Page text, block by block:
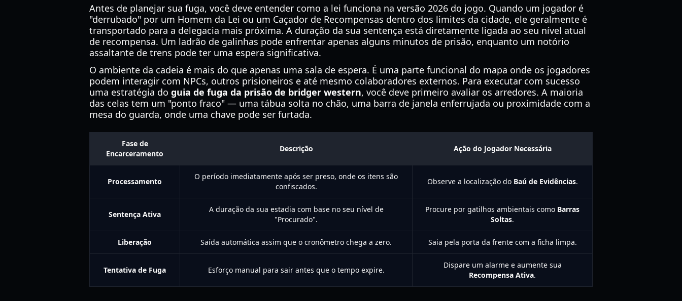
Antes de planejar sua fuga, você deve entender como a lei funciona na versão 2026 do jogo. Quando um jogador é
"derrubado" por um Homem da Lei ou um Caçador de Recompensas dentro dos limites da cidade, ele geralmente é
transportado para a delegacia mais próxima. A duração da sua sentença está diretamente ligada ao seu nível atual
de recompensa. Um ladrão de galinhas pode enfrentar apenas alguns minutos de prisão, enquanto um notório
assaltante de trens pode ter uma espera significativa.
O ambiente da cadeia é mais do que apenas uma sala de espera. É uma parte funcional do mapa onde os jogadores
podem interagir com NPCs, outros prisioneiros e até mesmo colaboradores externos. Para executar com sucesso
uma estratégia do guia de fuga da prisão de bridger western, você deve primeiro avaliar os arredores. A maioria
das celas tem um "ponto fraco" — uma tábua solta no chão, uma barra de janela enferrujada ou proximidade com a
mesa do guarda, onde uma chave pode ser furtada.
Fase de
Encarceramento
Descrição Ação do Jogador Necessária
Processamento
O período imediatamente após ser preso, onde os itens são
confiscados.
Observe a localização do Baú de Evidências.
Sentença Ativa
A duração da sua estadia com base no seu nível de
"Procurado".
Procure por gatilhos ambientais como Barras
Soltas.
Liberação Saída automática assim que o cronômetro chega a zero. Saia pela porta da frente com a ficha limpa.
Tentativa de Fuga Esforço manual para sair antes que o tempo expire.
Dispare um alarme e aumente sua
Recompensa Ativa.